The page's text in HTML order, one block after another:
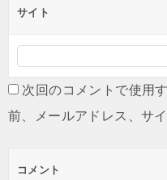
サイト
次回のコメントで使用
前、メールアドレス、サ
コメント